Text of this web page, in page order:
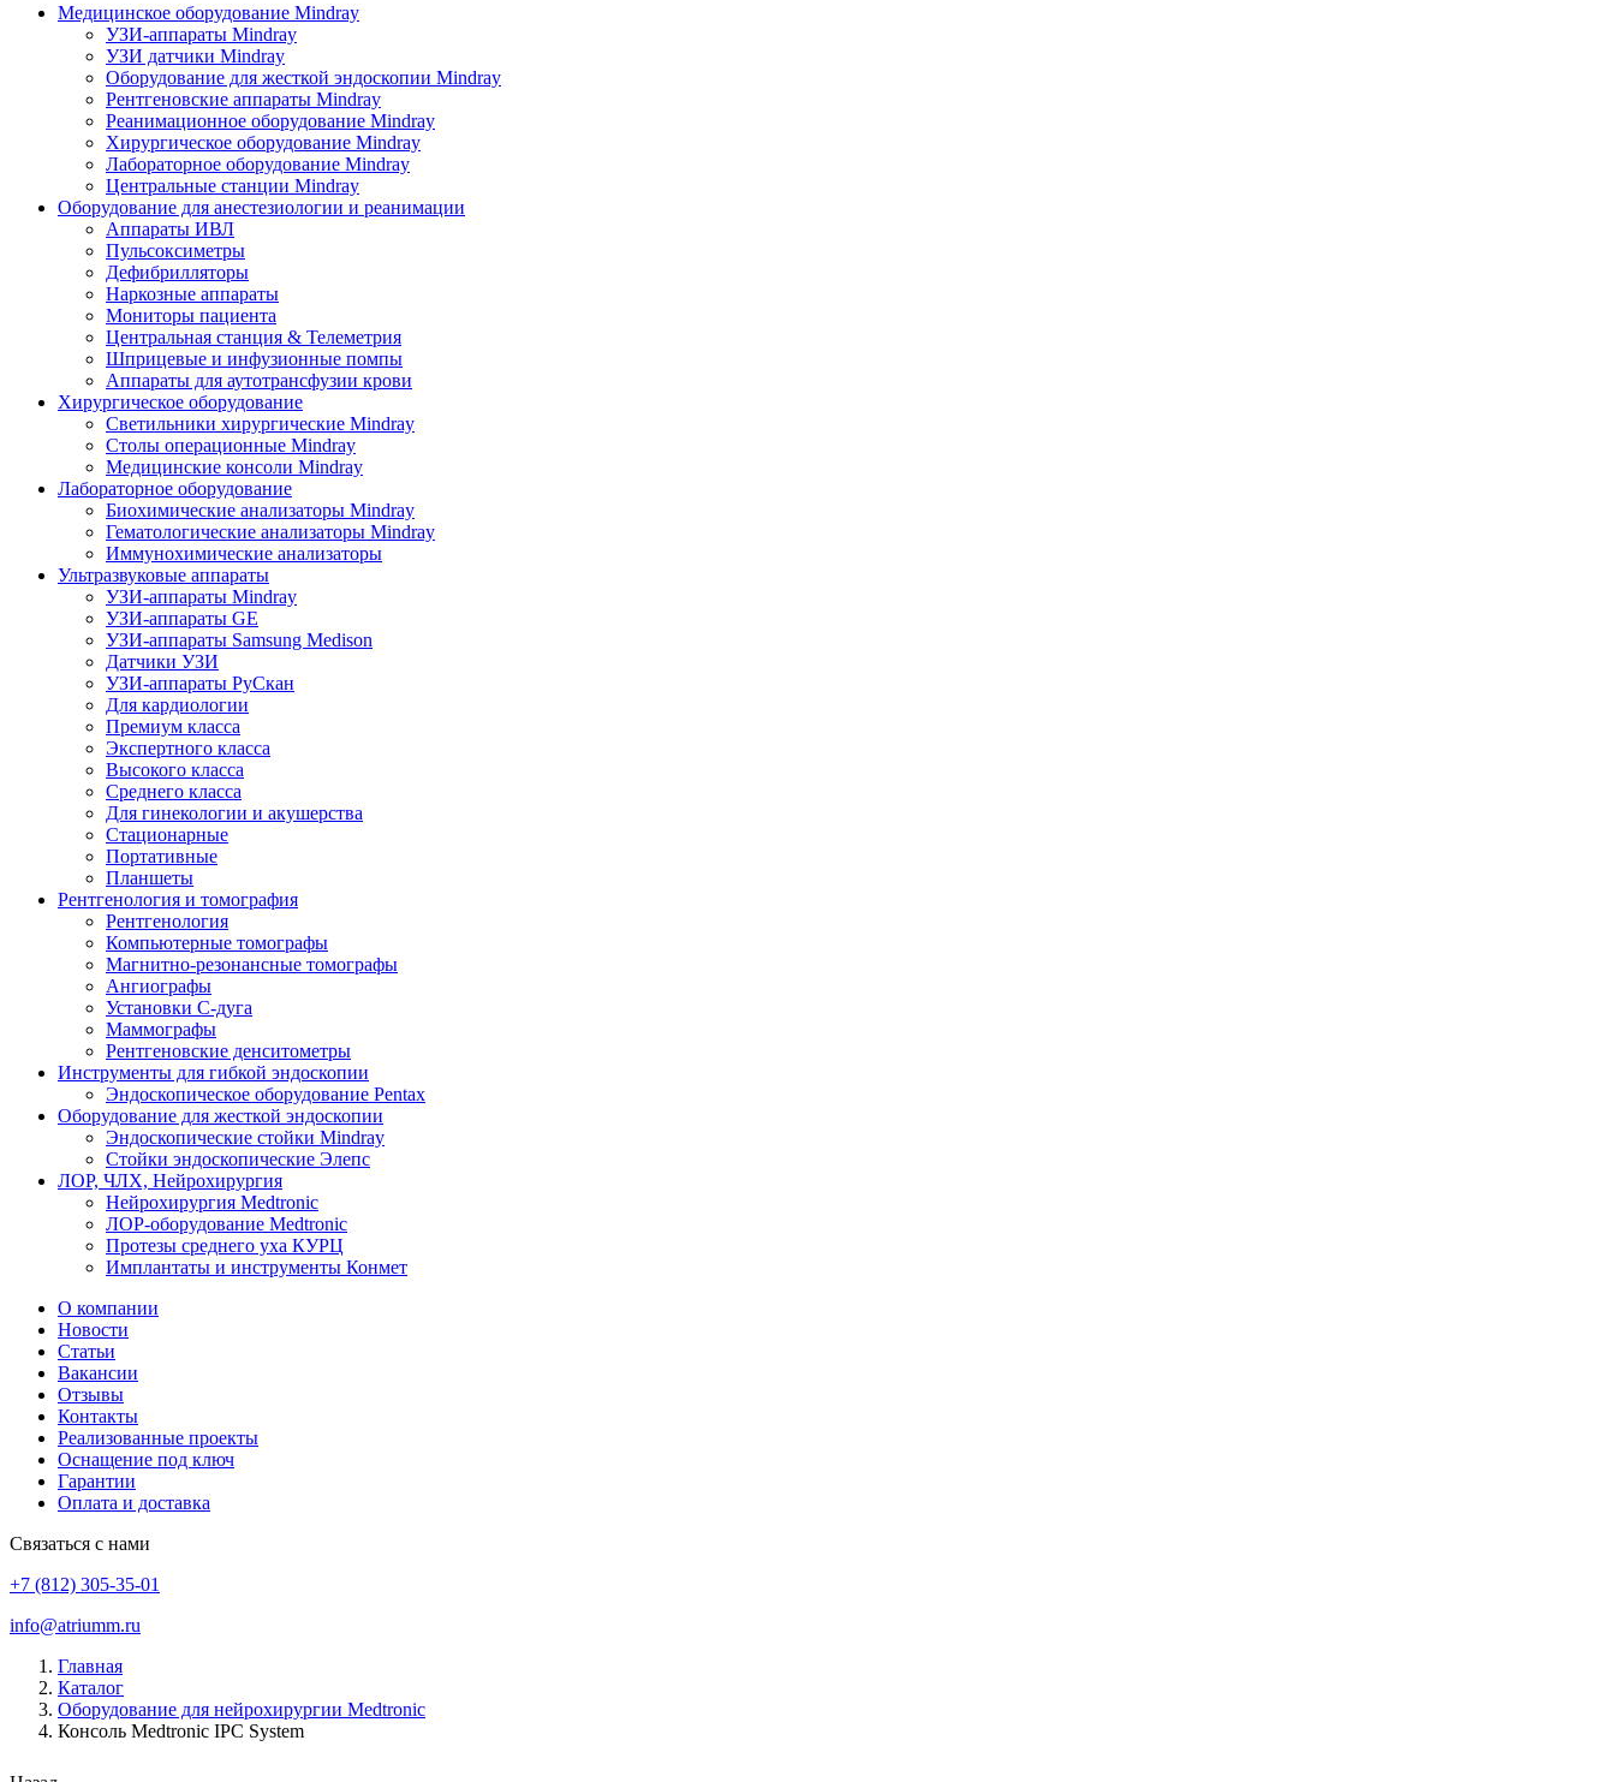
Медицинское оборудование Mindray
УЗИ-аппараты Mindray
УЗИ датчики Mindray
Оборудование для жесткой эндоскопии Mindray
Рентгеновские аппараты Mindray
Реанимационное оборудование Mindray
Хирургическое оборудование Mindray
Лабораторное оборудование Mindray
Центральные станции Mindray
Оборудование для анестезиологии и реанимации
Аппараты ИВЛ
Пульсоксиметры
Дефибрилляторы
Наркозные аппараты
Мониторы пациента
Центральная станция & Телеметрия
Шприцевые и инфузионные помпы
Аппараты для аутотрансфузии крови
Хирургическое оборудование
Светильники хирургические Mindray
Столы операционные Mindray
Медицинские консоли Mindray
Лабораторное оборудование
Биохимические анализаторы Mindray
Гематологические анализаторы Mindray
Иммунохимические анализаторы
Ультразвуковые аппараты
УЗИ-аппараты Mindray
УЗИ-аппараты GE
УЗИ-аппараты Samsung Medison
Датчики УЗИ
УЗИ-аппараты РуСкан
Для кардиологии
Премиум класса
Экспертного класса
Высокого класса
Среднего класса
Для гинекологии и акушерства
Стационарные
Портативные
Планшеты
Рентгенология и томография
Рентгенология
Компьютерные томографы
Магнитно-резонансные томографы
Ангиографы
Установки С-дуга
Маммографы
Рентгеновские денситометры
Инструменты для гибкой эндоскопии
Эндоскопическое оборудование Pentax
Оборудование для жесткой эндоскопии
Эндоскопические стойки Mindray
Стойки эндоскопические Элепс
ЛОР, ЧЛХ, Нейрохирургия
Нейрохирургия Medtronic
ЛОР-оборудование Medtronic
Протезы среднего уха КУРЦ
Имплантаты и инструменты Конмет
О компании
Новости
Статьи
Вакансии
Отзывы
Контакты
Реализованные проекты
Оснащение под ключ
Гарантии
Оплата и доставка
Связаться с нами
+7 (812) 305-35-01
info@atriumm.ru
Главная
Каталог
Оборудование для нейрохирургии Medtronic
Консоль Medtronic IPC System